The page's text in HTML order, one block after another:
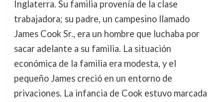
Inglaterra. Su familia provenía de la clase
trabajadora; su padre, un campesino llamado
James Cook Sr., era un hombre que luchaba por
sacar adelante a su familia. La situación
económica de la familia era modesta, y el
pequeño James creció en un entorno de
privaciones. La infancia de Cook estuvo marcada